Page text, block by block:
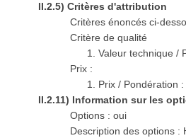
II.2.5) Critères d'attribution
Critères énoncés ci-
Critère de qualité
1. Valeur technique /
Prix :
1. Prix / Pondération :
II.2.11) Information sur les
Options : oui
Description des options :